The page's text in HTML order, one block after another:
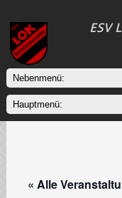
ESV
« Alle